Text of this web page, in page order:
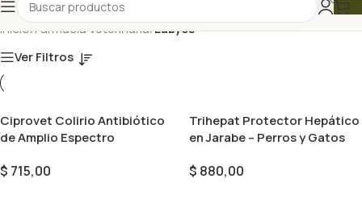
Inicio/Farmacia Veterinaria/Labyes
Ver Filtros
Ciprovet Colirio Antibiótico
de Amplio Espectro
$ 715,00
Trihepat Protector Hepático
en Jarabe – Perros y Gatos
$ 880,00